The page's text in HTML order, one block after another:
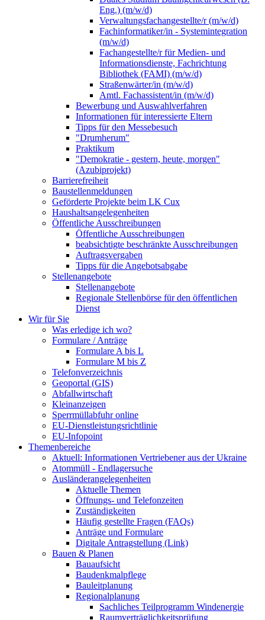
Eng.) (m/w/d)
Verwaltungsfachangestellte/r (m/w/d)
Fachinformatiker/in - Systemintegration
(m/w/d)
Fachangestellte/r für Medien- und
Informationsdienste, Fachrichtung
Bibliothek (FAMI) (m/w/d)
Straßenwärter/in (m/w/d)
Amtl. Fachassistent/in (m/w/d)
Bewerbung und Auswahlverfahren
Informationen für interessierte Eltern
Tipps für den Messebesuch
"Drumherum"
Praktikum
"Demokratie - gestern, heute, morgen"
(Azubiprojekt)
Barrierefreiheit
Baustellenmeldungen
Geförderte Projekte beim LK Cux
Haushaltsangelegenheiten
Öffentliche Ausschreibungen
Öffentliche Ausschreibungen
beabsichtigte beschränkte Ausschreibungen
Auftragsvergaben
Tipps für die Angebotsabgabe
Stellenangebote
Stellenangebote
Regionale Stellenbörse für den öffentlichen
Dienst
Wir für Sie
Was erledige ich wo?
Formulare / Anträge
Formulare A bis L
Formulare M bis Z
Telefonverzeichnis
Geoportal (GIS)
Abfallwirtschaft
Kleinanzeigen
Sperrmüllabfuhr online
EU-Dienstleistungsrichtlinie
EU-Infopoint
Themenbereiche
Aktuell: Informationen Vertriebener aus der Ukraine
Atommüll - Endlagersuche
Ausländerangelegenheiten
Aktuelle Themen
Öffnungs- und Telefonzeiten
Zuständigkeiten
Häufig gestellte Fragen (FAQs)
Anträge und Formulare
Digitale Antragstellung (Link)
Bauen & Planen
Bauaufsicht
Baudenkmalpflege
Bauleitplanung
Regionalplanung
Sachliches Teilprogramm Windenergie
Raumverträglichkeitsprüfung